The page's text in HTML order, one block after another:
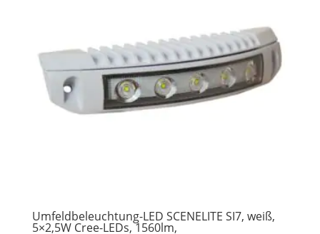
Umfeldbeleuchtung-LED SCENELITE SI7, weiß,
5×2,5W Cree-LEDs, 1560lm,